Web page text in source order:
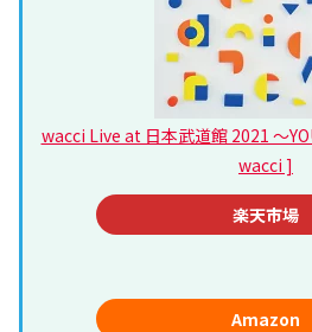
wacci Live at 日本武道館 2021 ～
wacci ]
楽天市場
Amazon